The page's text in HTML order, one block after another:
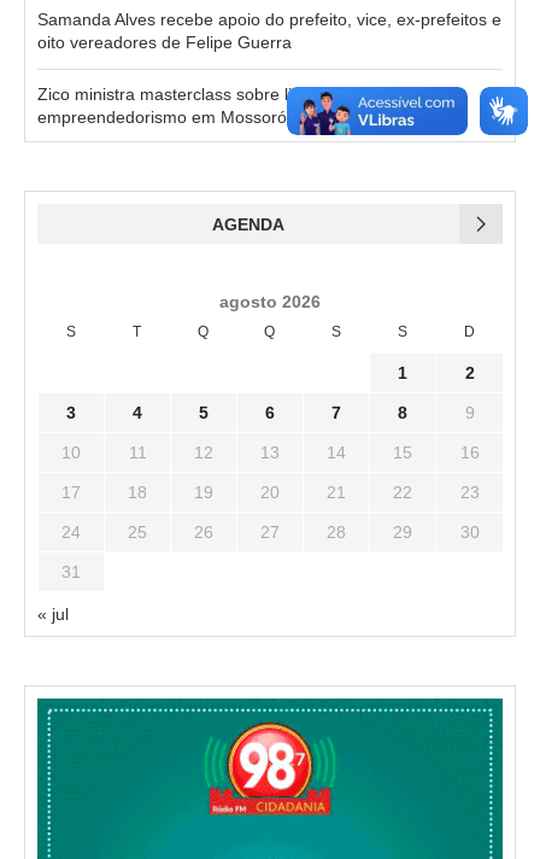
Samanda Alves recebe apoio do prefeito, vice, ex-prefeitos e
oito vereadores de Felipe Guerra
Zico ministra masterclass sobre liderança e
empreendedorismo em Mossoró no dia 25 de agosto
AGENDA
agosto 2026
S T Q Q S S D
1 2
3 4 5 6 7 8 9
10 11 12 13 14 15 16
17 18 19 20 21 22 23
24 25 26 27 28 29 30
31
« jul